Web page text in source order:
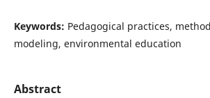
Keywords: Pedagogical practices,
modeling, environmental education
Abstract